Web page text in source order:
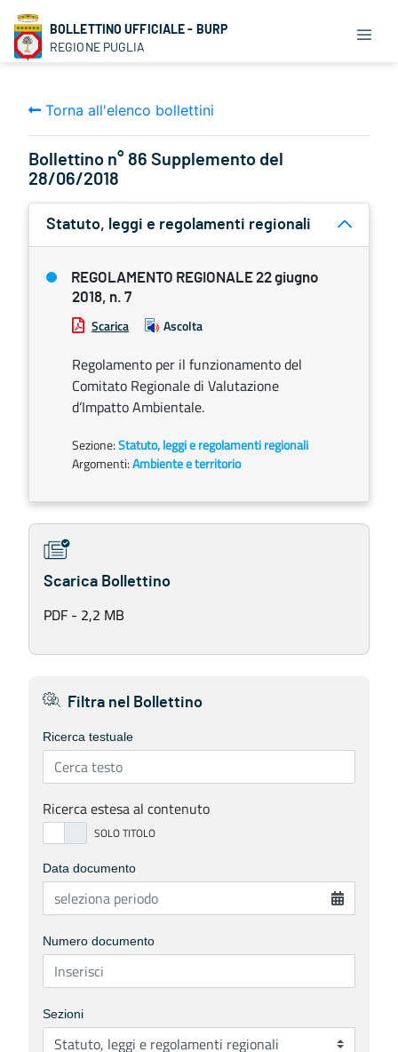
BOLLETTINO UFFICIALE - BURP
REGIONE PUGLIA
Torna all'elenco bollettini
Bollettino n° 86 Supplemento del
28/06/2018
Statuto, leggi e regolamenti regionali
REGOLAMENTO REGIONALE 22 giugno
2018, n. 7
Scarica Ascolta
Regolamento per il funzionamento del
Comitato Regionale di Valutazione
d’Impatto Ambientale.
Sezione:Statuto, leggi e regolamenti regionali
Argomenti:Ambiente e territorio
Scarica Bollettino
PDF - 2,2 MB
Filtra nel Bollettino
Ricerca testuale
Ricerca estesa al contenuto
Data documento
Numero documento
Sezioni